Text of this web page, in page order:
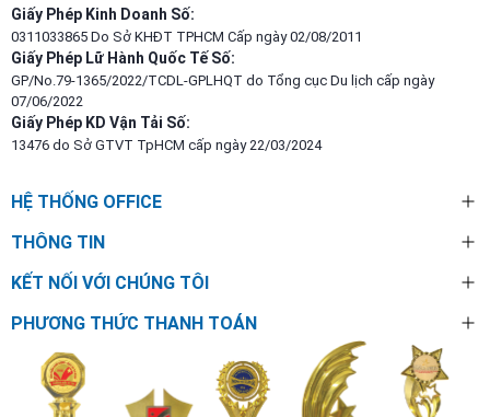
Giấy Phép Kinh Doanh Số:
0311033865 Do Sở KHĐT TPHCM Cấp ngày 02/08/2011
Giấy Phép Lữ Hành Quốc Tế Số:
GP/No.79-1365/2022/TCDL-GPLHQT do Tổng cục Du lịch cấp ngày
07/06/2022
Giấy Phép KD Vận Tải Số:
13476 do Sở GTVT TpHCM cấp ngày 22/03/2024
HỆ THỐNG OFFICE
THÔNG TIN
KẾT NỐI VỚI CHÚNG TÔI
PHƯƠNG THỨC THANH TOÁN